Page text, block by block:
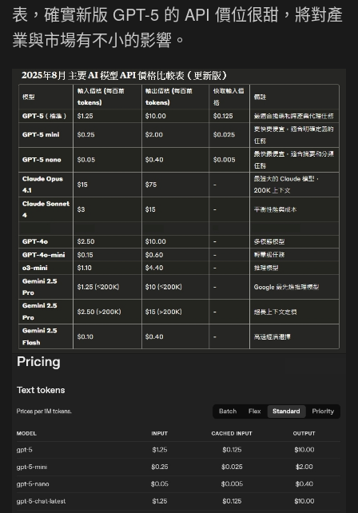
表，確實新版 GPT-5 的 API 價位很甜，將對產
業與市場有不小的影響。